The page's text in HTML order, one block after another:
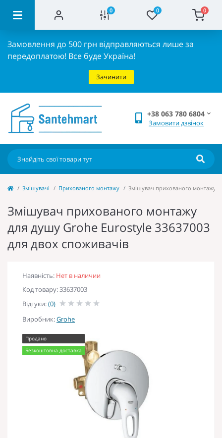
0 0 0
Замовлення до 500 грн відправляються лише за
передоплатою! Все буде Україна!
Зачинити
+38 063 780 6804
Замовити дзвінок
Змішувачі Прихованого монтажу Змішувач прихованого монтажу
Змішувач прихованого монтажу
для душу Grohe Eurostyle 33637003
для двох споживачів
Наявність: Нет в наличии
Код товару: 33637003
Відгуки:(0)
Виробник:Grohe
Продано
Безкоштовна доставка